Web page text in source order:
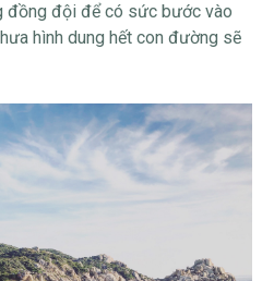
đồng đội để có sức bước vào
hình dung hết con đường sẽ